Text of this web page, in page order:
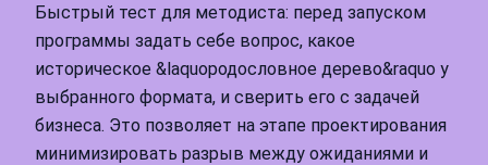
Быстрый тест для методиста: перед запуском
программы задать себе вопрос, какое
историческое &laquoродословное дерево&raquo у
выбранного формата, и сверить его с задачей
бизнеса. Это позволяет на этапе проектирования
минимизировать разрыв между ожиданиями и